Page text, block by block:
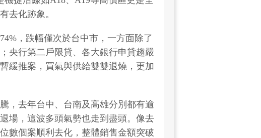
去化跡象。
，跌幅僅次於台中市，一方面除了
央行第二戶限貸、各大銀行申貸趨嚴
緩推案，買氣與供給雙雙退燒，更加
，去年台中、台南及高雄分別都有逾
場，這波多頭氣勢也走到盡頭。像去
數個案順利去化，整體銷售金額突破